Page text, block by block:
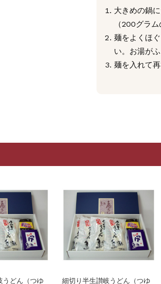
大きめの鍋
（200グラ
麺をよくほ
い。お湯が
麺を入れて
うどん（つゆ
細切り半生讃岐うどん（つゆ